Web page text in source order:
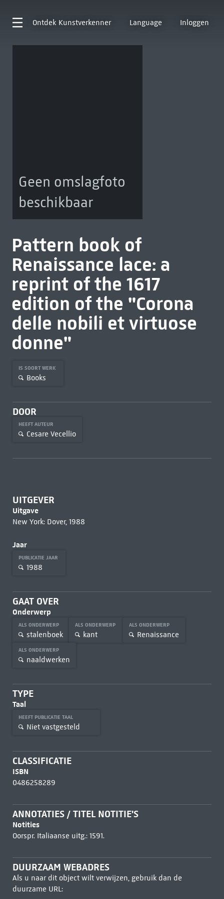
Ontdek Kunstverkenner Language Inloggen
Geen omslagfoto
beschikbaar
Pattern book of
Renaissance lace: a
reprint of the 1617
edition of the "Corona
delle nobili et virtuose
donne"
IS SOORT WERK
Books
DOOR
HEEFT AUTEUR
Cesare Vecellio
UITGEVER
Uitgave
New York: Dover, 1988
Jaar
PUBLICATIE JAAR
1988
GAAT OVER
Onderwerp
ALS ONDERWERP
stalenboek
ALS ONDERWERP
kant
ALS ONDERWERP
Renaissance
ALS ONDERWERP
naaldwerken
TYPE
Taal
HEEFT PUBLICATIE TAAL
Niet vastgesteld
CLASSIFICATIE
ISBN
0486258289
ANNOTATIES / TITEL NOTITIE'S
Notities
Oorspr. Italiaanse uitg.: 1591.
DUURZAAM WEBADRES
Als u naar dit object wilt verwijzen, gebruik dan de
duurzame URL: